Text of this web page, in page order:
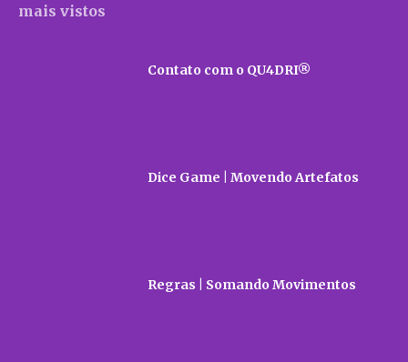
mais vistos
Contato com o QU4DRI®
Dice Game | Movendo Artefatos
Regras | Somando Movimentos